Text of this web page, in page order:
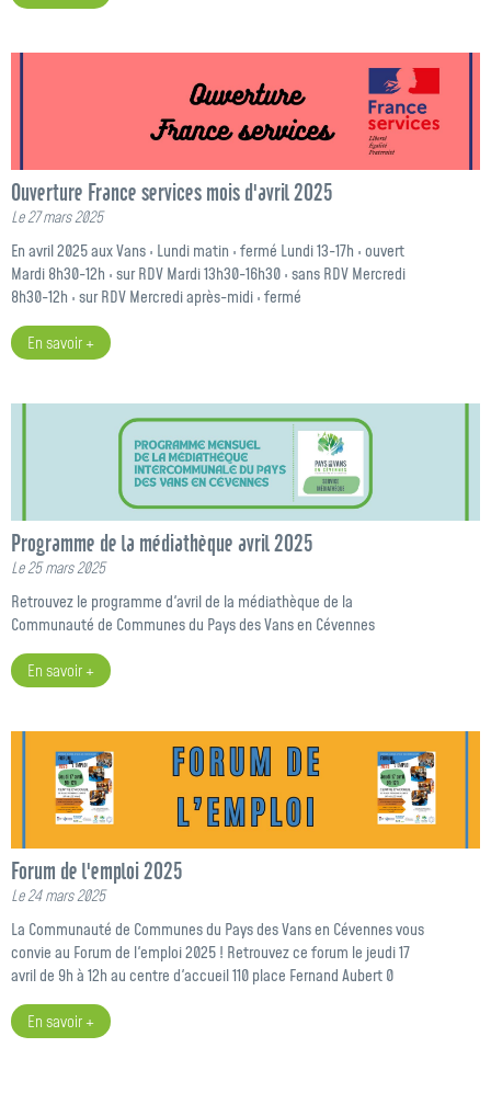
Ouverture France services mois d'avril 2025
Le 27 mars 2025
En avril 2025 aux Vans : Lundi matin : fermé Lundi 13-17h : ouvert
Mardi 8h30-12h : sur RDV Mardi 13h30-16h30 : sans RDV Mercredi
8h30-12h : sur RDV Mercredi après-midi : fermé
En savoir +
Programme de la médiathèque avril 2025
Le 25 mars 2025
Retrouvez le programme d'avril de la médiathèque de la
Communauté de Communes du Pays des Vans en Cévennes
En savoir +
Forum de l'emploi 2025
Le 24 mars 2025
La Communauté de Communes du Pays des Vans en Cévennes vous
convie au Forum de l'emploi 2025 ! Retrouvez ce forum le jeudi 17
avril de 9h à 12h au centre d'accueil 110 place Fernand Aubert 0
En savoir +